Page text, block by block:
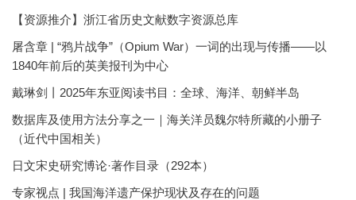
【资源推介】浙江省历史文献数字资源总库
屠含章 | “鸦片战争”（Opium War）一词的出现与传播——以
1840年前后的英美报刊为中心
戴琳剑丨2025年东亚阅读书目：全球、海洋、朝鲜半岛
数据库及使用方法分享之一｜海关洋员魏尔特所藏的小册子
（近代中国相关）
日文宋史研究博论·著作目录（292本）
专家视点 | 我国海洋遗产保护现状及存在的问题